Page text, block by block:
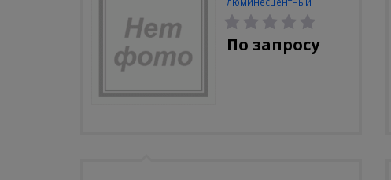
Navigator NEL-A2-E130-T4-
840/WH
По запросу